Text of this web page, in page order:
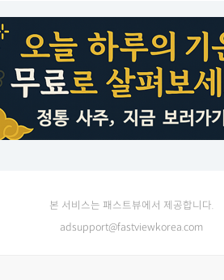
본 서비스는 패스트뷰에서 제공합니다.
adsupport@fastviewkorea.com